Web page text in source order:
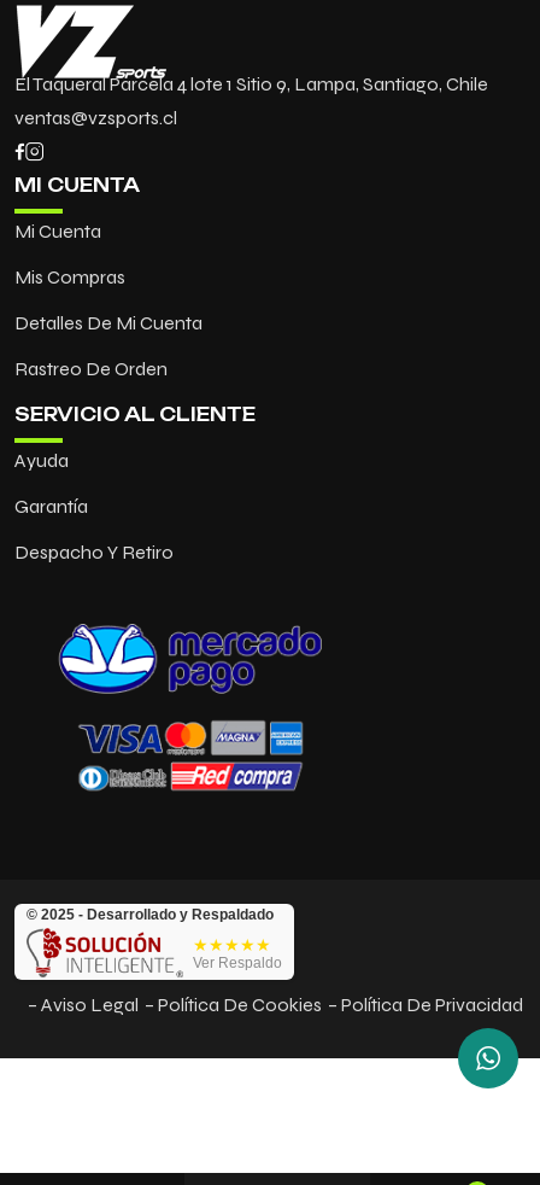
El Taqueral Parcela 4 lote 1 Sitio 9, Lampa, Santiago, Chile
ventas@vzsports.cl
MI CUENTA
Mi Cuenta
Mis Compras
Detalles De Mi Cuenta
Rastreo De Orden
SERVICIO AL CLIENTE
Ayuda
Garantía
Despacho Y Retiro
© 2025 - Desarrollado y Respaldado
★★★★★
Ver Respaldo
– Aviso Legal – Política De Cookies – Política De Privacidad